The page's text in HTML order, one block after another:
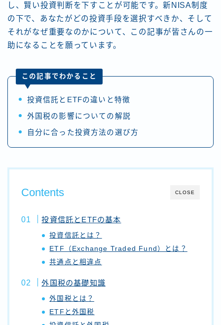
し、賢い投資判断を下すことが可能です。新NISA制度
の下で、あなたがどの投資手段を選択すべきか、そして
それがなぜ重要なのかについて、この記事が皆さんの一
助になることを願っています。
この記事でわかること
投資信託とETFの違いと特徴
外国税の影響についての解説
自分に合った投資方法の選び方
CLOSE
Contents
投資信託とETFの基本
投資信託とは？
ETF（Exchange Traded Fund）とは？
共通点と相違点
外国税の基礎知識
外国税とは？
ETFと外国税